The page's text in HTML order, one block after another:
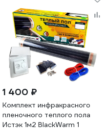
1 400 ₽
Комплект инфракрасного
пленочного теплого пола
Истэк 1м2 BlackWarm 1